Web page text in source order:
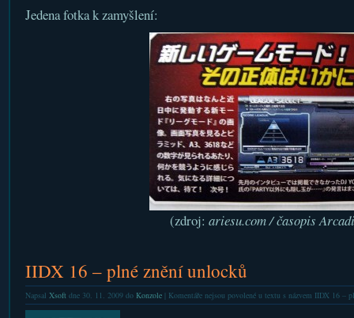
Jedena fotka k zamyšlení:
(zdroj: ariesu.com / časopis
IIDX 16 – plné znění unlocků
Napsal Xsoftdne 30. 11. 2009 do Konzole| Komentáře nejsou povolenéu textu s názvem IIDX 16 –